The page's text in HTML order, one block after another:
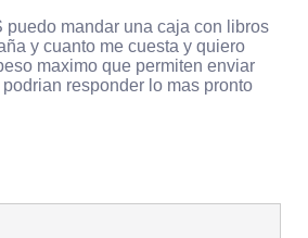
puedo mandar una caja con libros
y cuanto me cuesta y quiero
maximo que permiten enviar
responder lo mas pronto